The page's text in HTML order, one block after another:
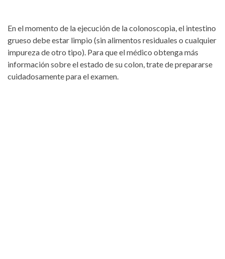
En el momento de la ejecución de la colonoscopia, el intestino
grueso debe estar limpio (sin alimentos residuales o cualquier
impureza de otro tipo). Para que el médico obtenga más
información sobre el estado de su colon, trate de prepararse
cuidadosamente para el examen.